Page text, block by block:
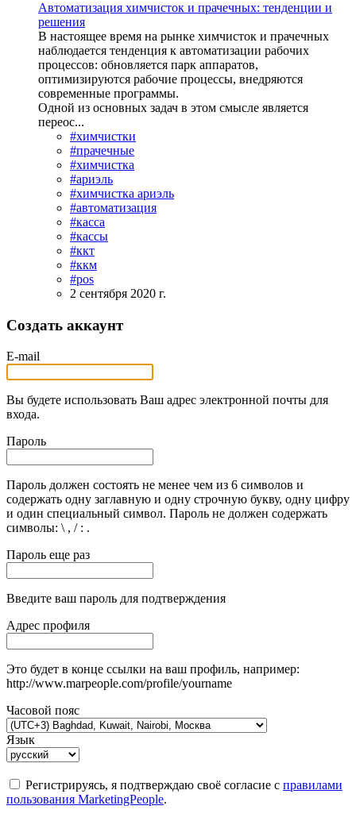
Автоматизация химчисток и прачечных: тенденции и
решения
В настоящее время на рынке химчисток и прачечных
наблюдается тенденция к автоматизации рабочих
процессов: обновляется парк аппаратов,
оптимизируются рабочие процессы, внедряются
современные программы.
Одной из основных задач в этом смысле является
переос...
#химчистки
#прачечные
#химчистка
#ариэль
#химчистка ариэль
#автоматизация
#касса
#кассы
#ккт
#ккм
#pos
2 сентября 2020 г.
Создать аккаунт
E-mail
Вы будете использовать Ваш адрес электронной почты для
входа.
Пароль
Пароль должен состоять не менее чем из 6 символов и
содержать одну заглавную и одну строчную букву, одну цифру
и один специальный символ. Пароль не должен содержать
символы: \ , / : .
Пароль еще раз
Введите ваш пароль для подтверждения
Адрес профиля
Это будет в конце ссылки на ваш профиль, например:
http://www.marpeople.com/profile/yourname
Часовой пояс
Язык
Регистрируясь, я подтверждаю своё согласие с правилами
пользования MarketingPeople.